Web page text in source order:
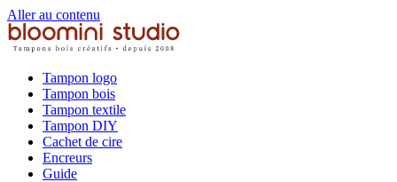
Aller au contenu
Tampon logo
Tampon bois
Tampon textile
Tampon DIY
Cachet de cire
Encreurs
Guide